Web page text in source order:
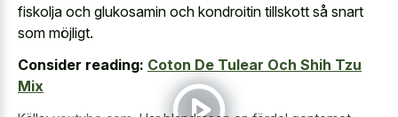
fiskolja och glukosamin och kondroitin tillskott så snart
som möjligt.
Consider reading: Coton De Tulear Och Shih Tzu
Mix